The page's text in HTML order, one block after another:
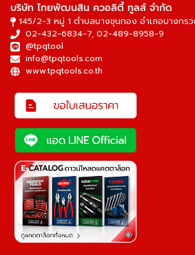
บริษัท ไทยพัฒนสิน ควอลิตี้ ทูลส์ จำกัด
145/2-3 หมู่ 1 ตำบลบางขุนกอง อำเภอบางกร
02-432-6834-7, 02-489-8958-9
@tpqtool
info@tpqtools.com
www.tpqtools.co.th